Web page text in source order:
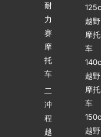
耐
力
赛
摩
托
车
二
冲
程
越
越野
摩托
车
越野
摩托
车
越野